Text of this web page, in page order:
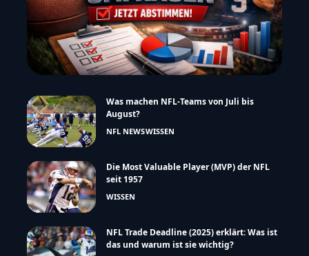
Was machen NFL-Teams von Juli bis
August?
NFL NEWSWISSEN
Die Most Valuable Player (MVP) der NFL
seit 1957
WISSEN
NFL Trade Deadline (2025) erklärt: Was ist
das und warum ist sie wichtig?